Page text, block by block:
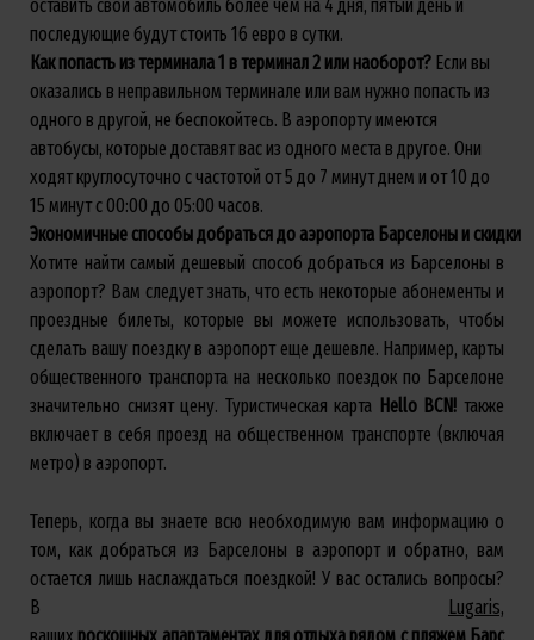
оставить свой автомобиль более чем на 4 дня, пятый день и
последующие будут стоить 16 евро в сутки.
Как попасть из терминала1 в терминал2 или наоборот? Если вы
оказались в неправильном терминале или вам нужно попасть из
одного в другой, не беспокойтесь. В аэропорту имеются
автобусы, которые доставят вас из одного места в другое. Они
ходят круглосуточно с частотой от 5 до 7 минут днем и от 10 до
15 минут с 00:00 до 05:00 часов.
Экономичные способыдобратьсядо аэропорта Барселоны и скидки
Хотите найти самый дешевый способ добраться из Барселоны в
аэропорт? Вам следует знать, что есть некоторые абонементы и
проездные билеты, которые вы можете использовать, чтобы
сделать вашу поездку в аэропорт еще дешевле. Например, карты
общественного транспорта на несколько поездок по Барселоне
значительно снизят цену. Туристическая карта Hello BCN! также
включает в себя проезд на общественном транспорте (включая
метро) в аэропорт.
Теперь, когда вы знаете всю необходимую вам информацию о
том, как добраться из Барселоны в аэропорт и обратно, вам
остается лишь наслаждаться поездкой! У вас остались вопросы?
В
Lugaris,